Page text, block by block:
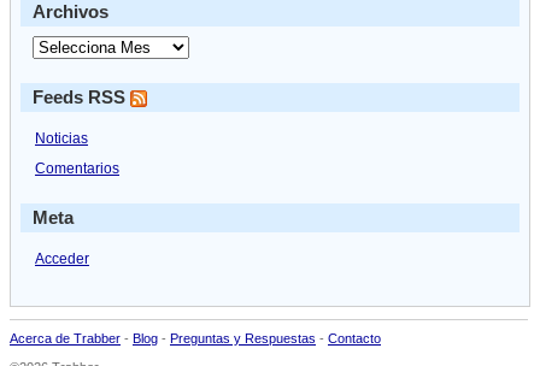
Archivos
Feeds RSS
Noticias
Comentarios
Meta
Acceder
Acerca de Trabber - Blog - Preguntas y Respuestas - Contacto